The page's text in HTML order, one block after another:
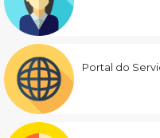
Portal do